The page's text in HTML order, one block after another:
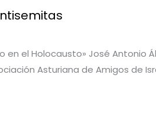
en el Holocausto» José Antonio
Asturiana de Amigos de